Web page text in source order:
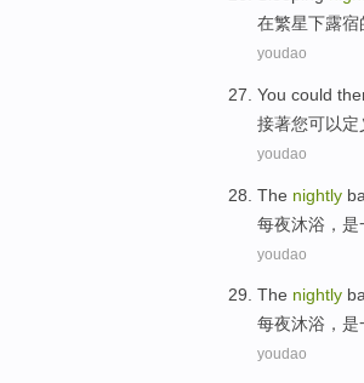
在繁星下露宿
youdao
You could
接著您可以定
youdao
The nightly
每夜沐浴 ， 是
youdao
The nightly
每夜沐浴 ， 是
youdao